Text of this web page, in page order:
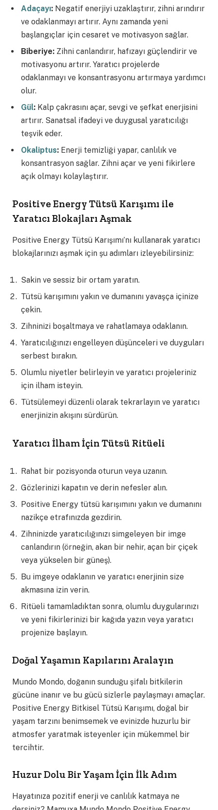
Adaçayı: Negatif enerjiyi uzaklaştırır, zihni arındırır
ve odaklanmayı artırır. Aynı zamanda yeni
başlangıçlar için cesaret ve motivasyon sağlar.
Biberiye: Zihni canlandırır, hafızayı güçlendirir ve
motivasyonu artırır. Yaratıcı projelerde
odaklanmayı ve konsantrasyonu artırmaya yardımcı
olur.
Gül: Kalp çakrasını açar, sevgi ve şefkat enerjisini
artırır. Sanatsal ifadeyi ve duygusal yaratıcılığı
teşvik eder.
Okaliptus: Enerji temizliği yapar, canlılık ve
konsantrasyon sağlar. Zihni açar ve yeni fikirlere
açık olmayı kolaylaştırır.
Positive Energy Tütsü Karışımı ile
Yaratıcı Blokajları Aşmak
Positive Energy Tütsü Karışımı’nı kullanarak yaratıcı
blokajlarınızı aşmak için şu adımları izleyebilirsiniz:
Sakin ve sessiz bir ortam yaratın.
Tütsü karışımını yakın ve dumanını yavaşça içinize
çekin.
Zihninizi boşaltmaya ve rahatlamaya odaklanın.
Yaratıcılığınızı engelleyen düşünceleri ve duyguları
serbest bırakın.
Olumlu niyetler belirleyin ve yaratıcı projeleriniz
için ilham isteyin.
Tütsülemeyi düzenli olarak tekrarlayın ve yaratıcı
enerjinizin akışını sürdürün.
Yaratıcı İlham İçin Tütsü Ritüeli
Rahat bir pozisyonda oturun veya uzanın.
Gözlerinizi kapatın ve derin nefesler alın.
Positive Energy tütsü karışımını yakın ve dumanını
nazikçe etrafınızda gezdirin.
Zihninizde yaratıcılığınızı simgeleyen bir imge
canlandırın (örneğin, akan bir nehir, açan bir çiçek
veya yükselen bir güneş).
Bu imgeye odaklanın ve yaratıcı enerjinin size
akmasına izin verin.
Ritüeli tamamladıktan sonra, olumlu duygularınızı
ve yeni fikirlerinizi bir kağıda yazın veya yaratıcı
projenize başlayın.
Doğal Yaşamın Kapılarını Aralayın
Mundo Mondo, doğanın sunduğu şifalı bitkilerin
gücüne inanır ve bu gücü sizlerle paylaşmayı amaçlar.
Positive Energy Bitkisel Tütsü Karışımı, doğal bir
yaşam tarzını benimsemek ve evinizde huzurlu bir
atmosfer yaratmak isteyenler için mükemmel bir
tercihtir.
Huzur Dolu Bir Yaşam İçin İlk Adım
Hayatınıza pozitif enerji ve canlılık katmaya ne